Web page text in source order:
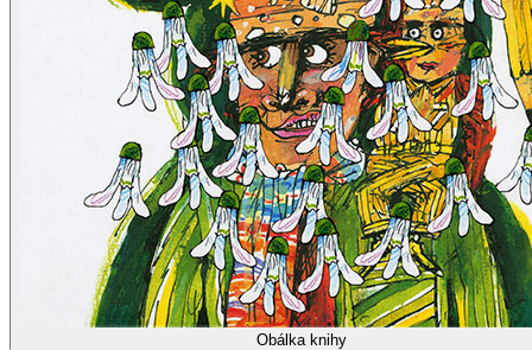
Obálka knihy